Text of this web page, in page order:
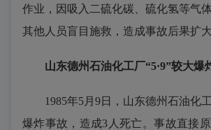
作业，因吸入二硫化碳、硫化氢等气
其他人员盲目施救，造成事故后果扩大
山东德州石油化工厂“5·9”较大爆
1985年5月9日，山东德州石油化
爆炸事故，造成3人死亡。事故直接